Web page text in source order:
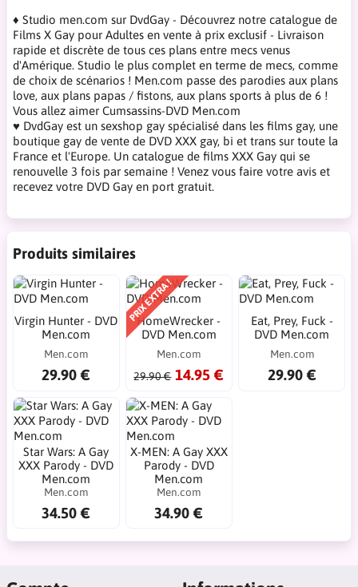
♦ Studio men.com sur DvdGay - Découvrez notre catalogue de
Films X Gay pour Adultes en vente à prix exclusif - Livraison
rapide et discrète de tous ces plans entre mecs venus
d'Amérique. Studio le plus complet en terme de mecs, comme
de choix de scénarios ! Men.com passe des parodies aux plans
love, aux plans papas / fistons, aux plans sports à plus de 6 !
Vous allez aimer Cumsassins-DVD Men.com
♥ DvdGay est un sexshop gay spécialisé dans les films gay, une
boutique gay de vente de DVD XXX gay, bi et trans sur toute la
France et l'Europe. Un catalogue de films XXX Gay qui se
renouvelle 3 fois par semaine ! Venez vous faire votre avis et
recevez votre DVD Gay en port gratuit.
Produits similaires
Virgin Hunter - DVD
Men.com
Men.com
29.90 €
PRIX EXTRA !
HomeWrecker -
DVD Men.com
Men.com
29.90 € 14.95 €
Eat, Prey, Fuck -
DVD Men.com
Men.com
29.90 €
Star Wars: A Gay
XXX Parody - DVD
Men.com
Men.com
34.50 €
X-MEN: A Gay XXX
Parody - DVD
Men.com
Men.com
34.90 €